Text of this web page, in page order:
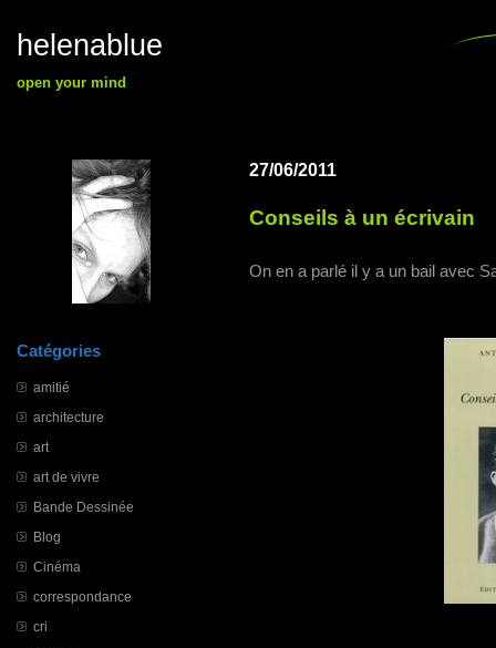
helenablue
open your mind
Catégories
amitié
architecture
art
art de vivre
Bande Dessinée
Blog
Cinéma
correspondance
cri
27/06/2011
Conseils à un écrivain
On en a parlé il y a un bail avec